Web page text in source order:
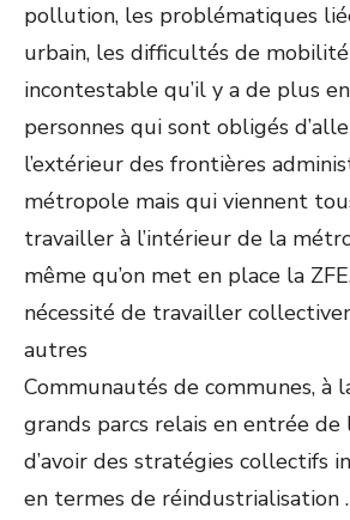
pollution, les problématiques
urbain, les difficultés de
incontestable qu’il y a de plus
personnes qui sont obligés
l’extérieur des frontières
métropole mais qui viennent
travailler à l’intérieur de la
même qu’on met en place la
nécessité de travailler
autres
Communautés de communes, à
grands parcs relais en entrée
d’avoir des stratégies collectifs
en termes de réindustrialisation